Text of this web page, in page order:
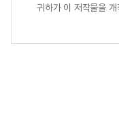
귀하가 이 저작물을